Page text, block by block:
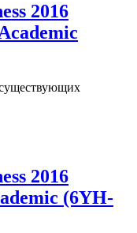
2016
2016
(6YH-